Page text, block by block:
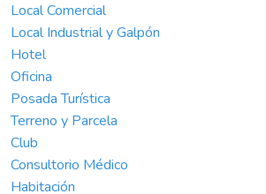
Local Comercial
Local Industrial y Galpón
Hotel
Oficina
Posada Turística
Terreno y Parcela
Club
Consultorio Médico
Habitación